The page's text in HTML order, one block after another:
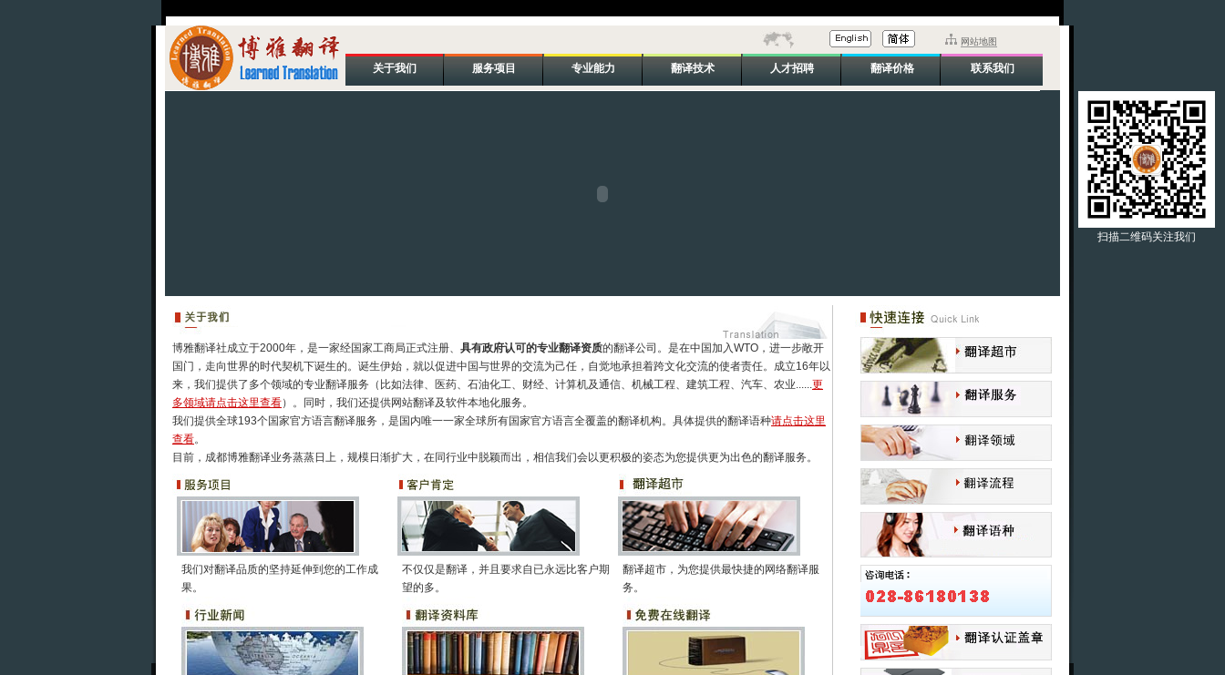
扫描二维码关注我们
网站地图
关于我们 服务项目 专业能力 翻译技术 人才招聘 翻译价格 联系我们
博雅翻译社成立于2000年，是一家经国家工商局正式注册、 具有政府认可的专业翻译资质的翻译公司。是在中国加入WTO，进一步敞开
国门，走向世界的时代契机下诞生的。诞生伊始，就以促进中国与世界的交流为己任，自觉地承担着跨文化交流的使者责任。成立16年以
来，我们提供了多个领域的专业翻译服务（比如法律、医药、石油化工、财经、计算机及通信、机械工程、建筑工程、汽车、农业......更
多领域请点击这里查看）。同时，我们还提供网站翻译及软件本地化服务。
我们提供全球193个国家官方语言翻译服务，是国内唯一一家全球所有国家官方语言全覆盖的翻译机构。具体提供的翻译语种请点击这里
查看。
目前，成都博雅翻译业务蒸蒸日上，规模日渐扩大，在同行业中脱颖而出，相信我们会以更积极的姿态为您提供更为出色的翻译服务。
我们对翻译品质的坚持延伸到您的工作成
果。
不仅仅是翻译，并且要求自已永远比客户期
望的多。
翻译超市，为您提供最快捷的网络翻译服
务。